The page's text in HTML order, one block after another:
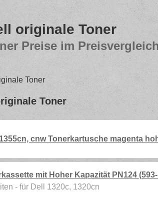
originale Toner
Preise im Preisvergleich
Toner
Toner
cnw Tonerkartusche magenta
mit Hoher Kapazität PN124
- für Dell 1320c, 1320cn